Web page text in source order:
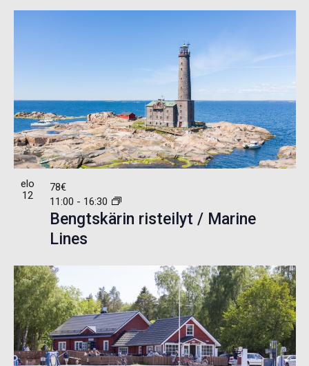
elo
12
Bengtskärin risteilyt / Marine
Lines
11:00 - 16:30
78€